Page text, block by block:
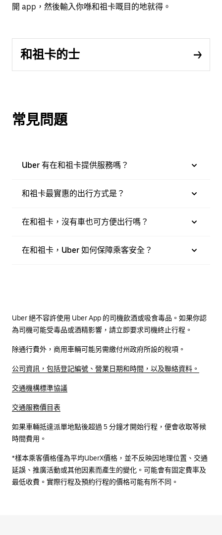
開 app，然後輸入你喺和祖卡嘅目的地就得。
和祖卡的士
常見問題
Uber 有在和祖卡提供服務嗎？
和祖卡最實惠的出行方式是？
在和祖卡，沒有車也可方便出行嗎？
在和祖卡，Uber 如何保障乘客安全？
Uber 絕不容許使用 Uber App 的司機飲酒或吸食毒品。如果你認
為司機可能受毒品或酒精影響，請立即要求司機終止行程。
除通行費外，商用車輛可能另需繳付州政府所設的稅項。
公司資訊，包括登記編號、營業日期和時間，以及聯絡資料。
交通機構標準協議
交通服務價目表
如果車輛抵達派單地點後超過 5 分鐘才開始行程，便會收取等候
時間費用。
*樣本乘客價格僅為平均UberX價格，並不反映因地理位置、交通
延誤、推廣活動或其他因素而產生的變化。可能會有固定費率及
最低收費。實際行程及預約行程的價格可能有所不同。